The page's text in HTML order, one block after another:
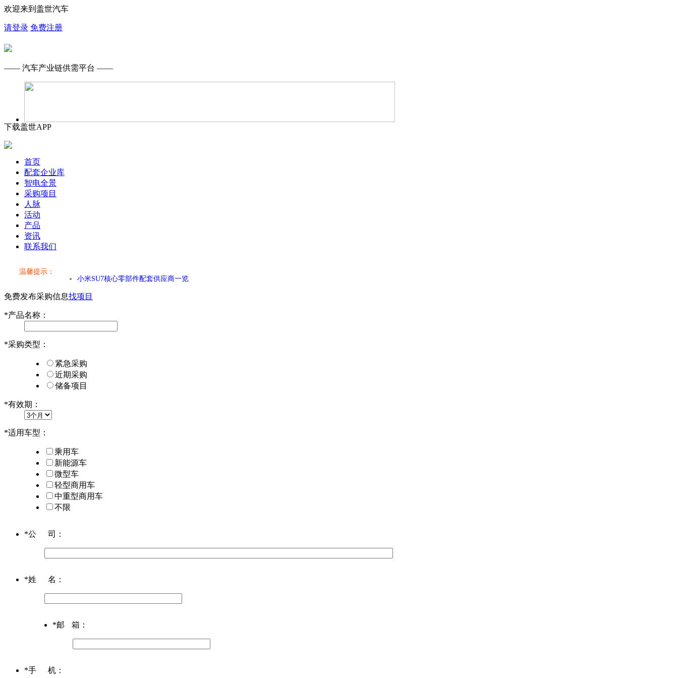
欢迎来到盖世汽车
请登录 免费注册
—— 汽车产业链供需平台 ——
下载盖世APP
首页
配套企业库
智电全景
采购项目
人脉
活动
产品
资讯
联系我们
温馨提示：
乐道L60核心零部件配套供应商一览
第二代 AION V核心零部件配套供应商一览
第二代 AION V核心零部件配套供应商一览
免费发布采购信息找项目
*产品名称：
*采购类型：
紧急采购
近期采购
储备项目
*有效期：
*适用车型：
乘用车
新能源车
微型车
轻型商用车
中重型商用车
不限
*公司 ：
*姓名 ：
*邮箱 ：
*手机 ：